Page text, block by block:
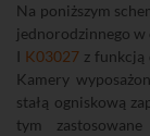
Na poniższym
jednorodzinnego
I K03027 z funkcją
Kamery
stałą ogniskową
tym